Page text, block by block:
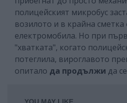
полицейският микробус
возилото и в крайна сметка
електромобила. Но при
"хватката", когато
потеглила, вироглавото
опитало да продължи да